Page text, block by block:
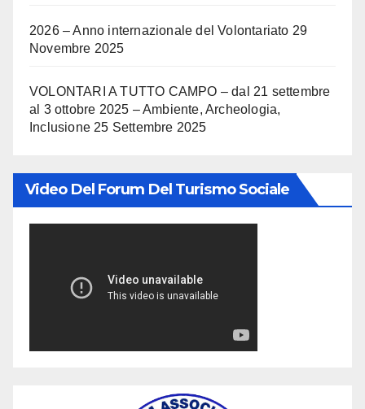
2026 – Anno internazionale del Volontariato 29
Novembre 2025
VOLONTARI A TUTTO CAMPO – dal 21 settembre
al 3 ottobre 2025 – Ambiente, Archeologia,
Inclusione 25 Settembre 2025
Video Del Forum Del Turismo Sociale